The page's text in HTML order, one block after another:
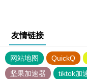
友情链接
网站地图 QuickQ
坚果加速器
tiktok加